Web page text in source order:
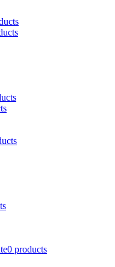
0 products